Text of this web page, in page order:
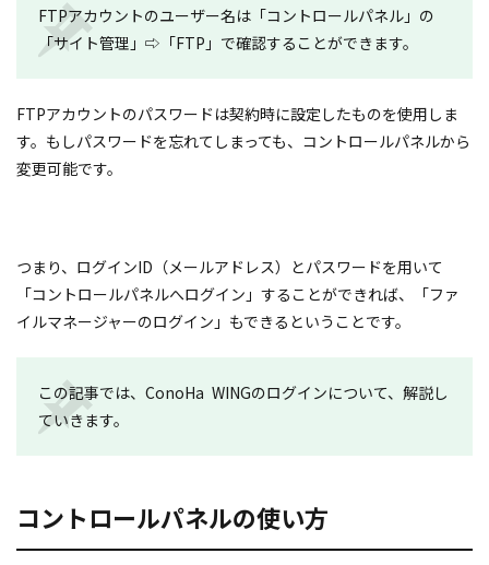
FTPアカウントのユーザー名は「コントロールパネル」の
「サイト管理」⇨「FTP」で確認することができます。
FTPアカウントのパスワードは契約時に設定したものを使用しま
す。もしパスワードを忘れてしまっても、コントロールパネルから
変更可能です。
つまり、ログインID（メールアドレス）とパスワードを用いて
「コントロールパネルへログイン」することができれば、「ファ
イルマネージャーのログイン」もできるということです。
この記事では、ConoHa WINGのログインについて、解説し
ていきます。
コントロールパネルの使い方